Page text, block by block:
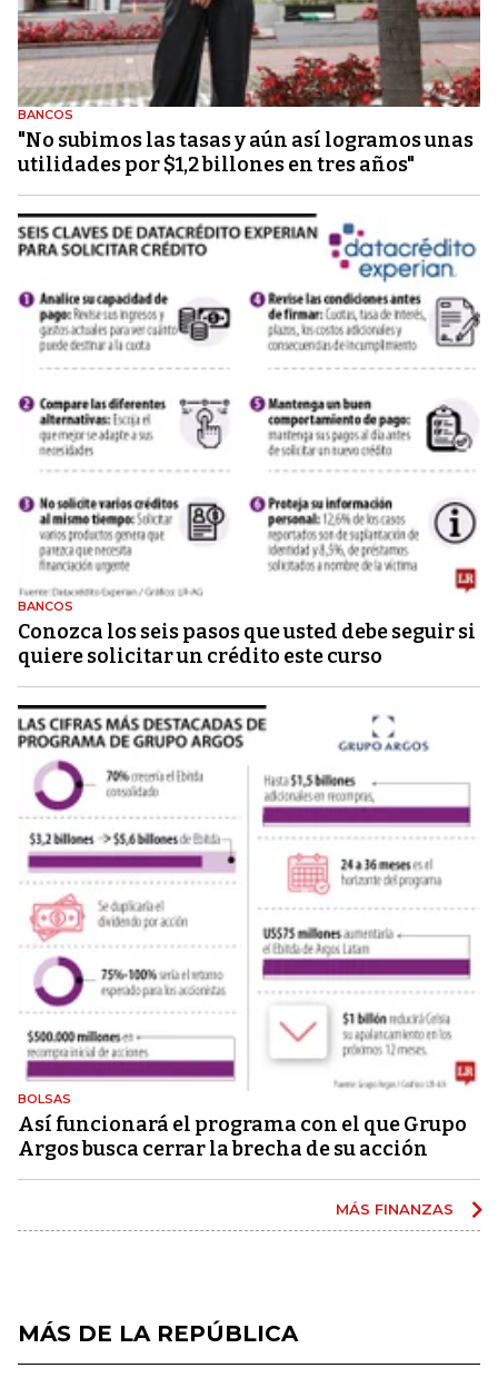
BANCOS
"No subimos las tasas y aún así logramos unas
utilidades por $1,2 billones en tres años"
BANCOS
Conozca los seis pasos que usted debe seguir si
quiere solicitar un crédito este curso
BOLSAS
Así funcionará el programa con el que Grupo
Argos busca cerrar la brecha de su acción
MÁS FINANZAS
MÁS DE LA REPÚBLICA